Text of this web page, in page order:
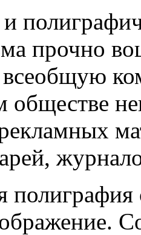
прочно
всеобщую
обществе